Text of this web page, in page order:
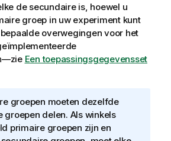
de secundaire is, hoewel u
groep in uw experiment kunt
overwegingen voor het
Een toepassingsgegevensset
groepen moeten dezelfde
groepen delen. Als winkels
primaire groepen zijn en